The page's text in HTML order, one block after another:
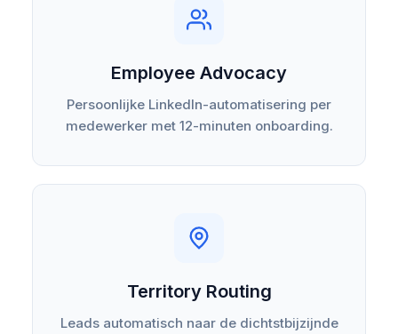
Employee Advocacy
Persoonlijke LinkedIn-automatisering per
medewerker met 12-minuten onboarding.
Territory Routing
Leads automatisch naar de dichtstbijzijnde